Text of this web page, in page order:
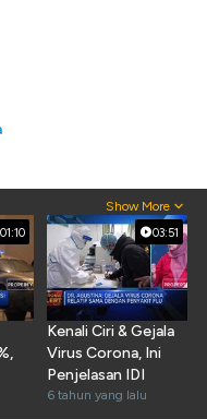
Show More
01:10 03:51
Kenali Ciri & Gejala
Virus Corona, Ini
Penjelasan IDI
6 tahun yang lalu